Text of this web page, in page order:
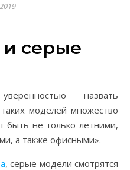
серые
моделей множество
быть не только летними,
а также офисными».
, серые модели смотрятся